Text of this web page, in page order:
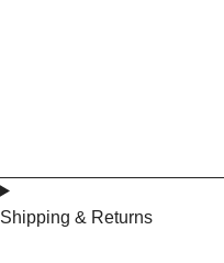
Shipping & Returns